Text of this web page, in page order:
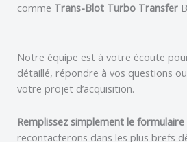
comme Trans-Blot Turbo Transfer
Notre équipe est à votre écoute
détaillé, répondre à vos questions
votre projet d’acquisition.
Remplissez simplement le
recontacterons dans les plus brefs